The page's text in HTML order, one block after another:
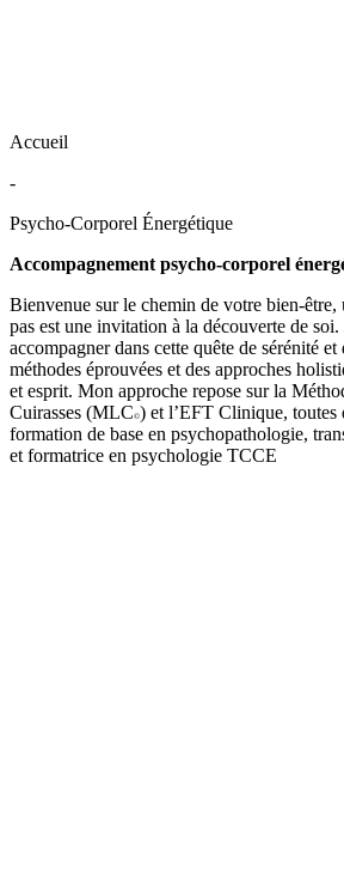
Accueil
-
Psycho-Corporel Énergétique
Accompagnement psycho-corporel
Bienvenue sur le chemin de votre bien-être,
pas est une invitation à la découverte de
accompagner dans cette quête de sérénité et
méthodes éprouvées et des approches
et esprit. Mon approche repose sur la
Cuirasses (MLC©) et l’EFT Clinique, toutes
formation de base en psychopathologie,
et formatrice en psychologie TCCE